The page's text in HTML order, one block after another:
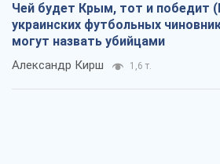
Чей будет Крым, тот и победит
украинских футбольных
могут назвать убийцами
Александр Кирш 1,6 т.